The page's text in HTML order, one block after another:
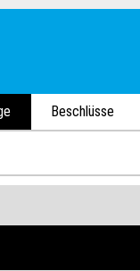
Beschlüsse